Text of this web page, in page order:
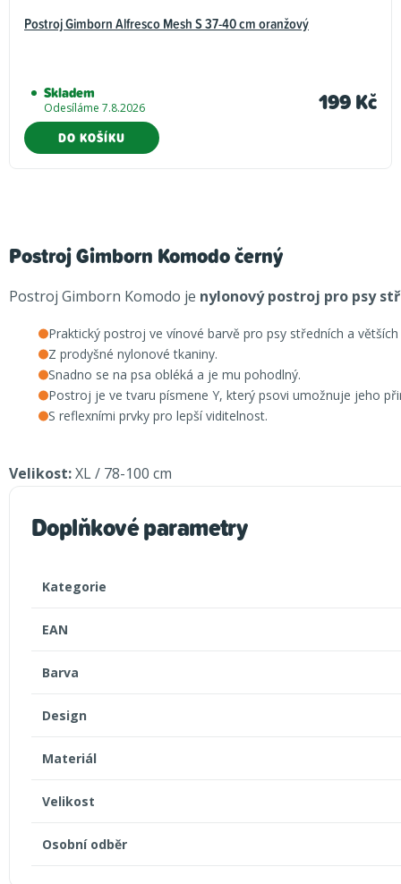
Postroj Gimborn Alfresco Mesh S 37-40 cm oranžový
Skladem
Odesíláme 7.8.2026 199 Kč
DO KOŠÍKU
Postroj Gimborn Komodo černý
Postroj Gimborn Komodo je nylonový postroj pro psy
Praktický postroj ve vínové barvě pro psy středních a
Z prodyšné nylonové tkaniny.
Snadno se na psa obléká a je mu pohodlný.
Postroj je ve tvaru písmene Y, který psovi umožnuje jeho
S reflexními prvky pro lepší viditelnost.
Velikost:XL / 78-100 cm
Doplňkové parametry
Kategorie
EAN
Barva
Design
Materiál
Velikost
Osobní odběr